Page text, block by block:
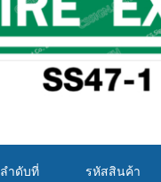
ลำดับที่ รหัสสินค้า